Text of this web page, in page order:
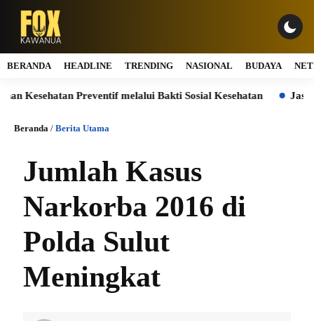
BERANDA HEADLINE TRENDING NASIONAL BUDAYA
Preventif melalui Bakti Sosial Kesehatan Jasa
Beranda / Berita Utama
Jumlah Kasus
Narkorba 2016 di
Polda Sulut
Meningkat